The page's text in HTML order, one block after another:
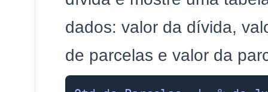
dados: valor da dívida,
de parcelas e valor da